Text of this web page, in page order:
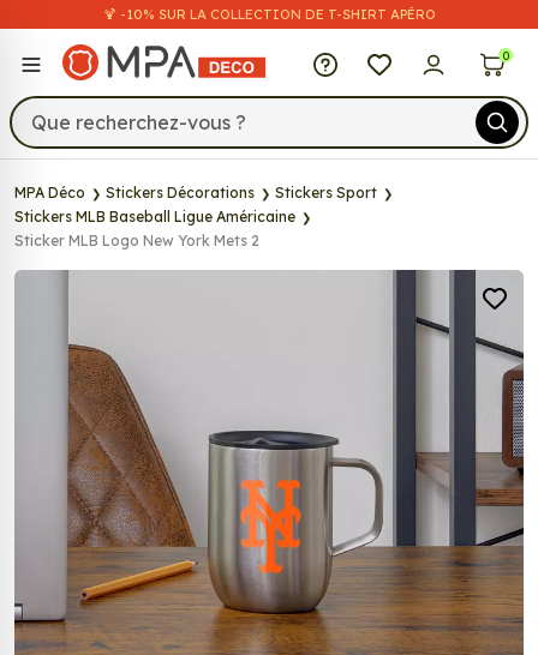
🍹 -10% SUR LA COLLECTION DE T-SHIRT APÉRO
MPA Déco 0
MPA Déco Stickers Décorations
Stickers Sport
Stickers MLB Baseball Ligue Américaine
Sticker MLB Logo New York Mets 2